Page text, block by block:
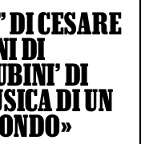
DI CESARE
DI
DI
DI UN